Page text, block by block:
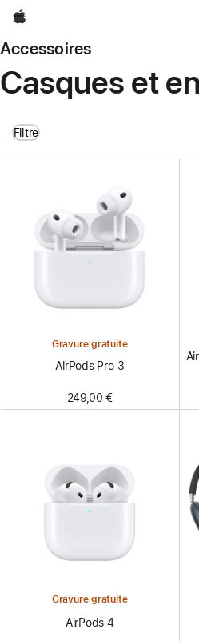
Apple
Accessoires
Casques et
Filtre
Gravure gratuite
AirPods Pro 3
249,00 €
Gravure gratuite
AirPods 4